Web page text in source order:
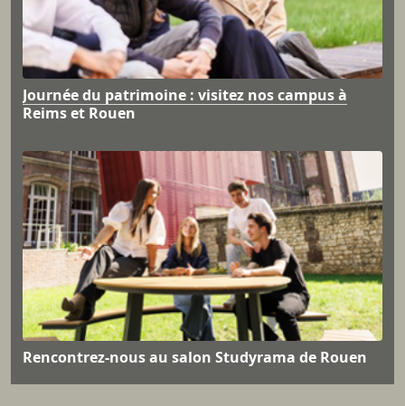
Journée du patrimoine : visitez nos campus à
Reims et Rouen
Rencontrez-nous au salon Studyrama de Rouen